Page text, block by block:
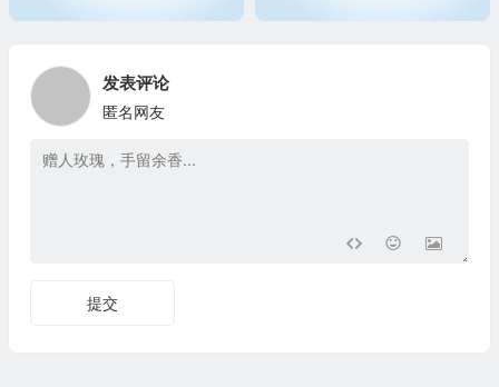
发表评论
匿名网友
提交